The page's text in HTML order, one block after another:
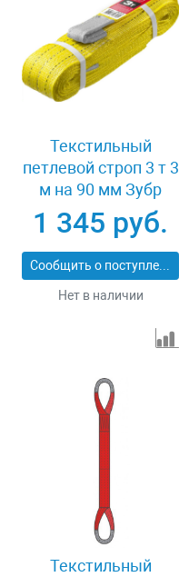
Текстильный
петлевой строп 3 т 3
м на 90 мм Зубр
43553-3-3
1 345 руб.
Сообщить о поступлении
Нет в наличии
Текстильный